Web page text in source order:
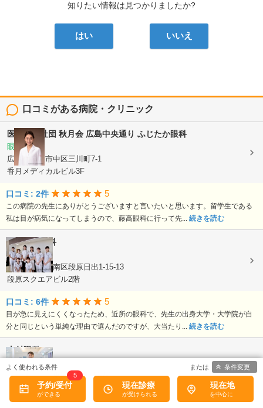
知りたい情報は見つかりましたか?
はい いいえ
口コミがある病院・クリニック
医療法人社団 秋月会 広島中央通り ふじたか眼科
眼科
広島県広島市中区三川町7-1
香月メディカルビル3F
口コミ: 2件 5
この病院の先生にありがとうございますと言いたいと思います。留学生である
私は目が病気になってしまうので、藤高眼科に行って先... 続きを読む
まつやま眼科
眼科
広島県広島市南区段原日出1-15-13
段原スクエアビル2階
口コミ: 6件 5
目が急に見えにくくなったため、近所の眼科で、先生の出身大学・大学院が自
分と同じという単純な理由で選んだのですが、大当たり... 続きを読む
山村眼科
眼科
広島県広島市東区若草町20-7-1
5
予約/受付
5
現在診療 現在地
条件変更